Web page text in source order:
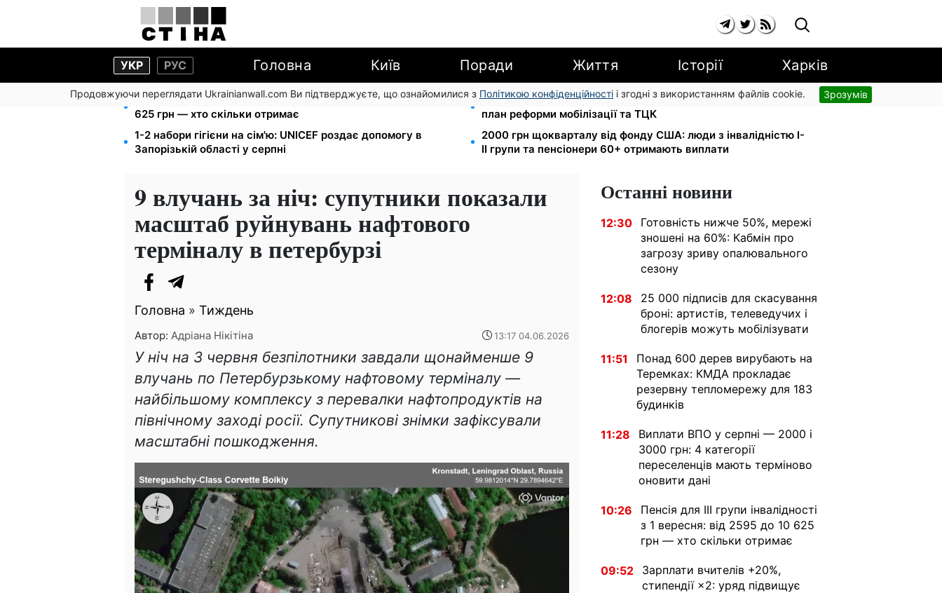
УКР РУС Головна Київ Поради Життя Історії Харків
Продовжуючи переглядати Ukrainianwall.com Ви підтверджуєте, що ознайомилися з Політикою конфіденційності і згодні з використанням файлів cookie. Зрозумів
Пенсія для III групи інвалідності з 1 вересня: від 2595 до 10
625 грн — хто скільки отримає
200+ тисяч у СЗЧ, мільйони в розшуку: Федоров розкрив
план реформи мобілізації та ТЦК
1-2 набори гігієни на сім'ю: UNICEF роздає допомогу в
Запорізькій області у серпні
2000 грн щокварталу від фонду США: люди з інвалідністю I-
II групи та пенсіонери 60+ отримають виплати
9 влучань за ніч: супутники показали
масштаб руйнувань нафтового
терміналу в петербурзі
Головна » Тиждень
Автор: Адріана Нікітіна 13:17 04.06.2026
У ніч на 3 червня безпілотники завдали щонайменше 9
влучань по Петербурзькому нафтовому терміналу —
найбільшому комплексу з перевалки нафтопродуктів на
північному заході росії. Супутникові знімки зафіксували
масштабні пошкодження.
Останні новини
12:30
Готовність нижче 50%, мережі
зношені на 60%: Кабмін про
загрозу зриву опалювального
сезону
12:08
25 000 підписів для скасування
броні: артистів, телеведучих і
блогерів можуть мобілізувати
11:51
Понад 600 дерев вирубають на
Теремках: КМДА прокладає
резервну тепломережу для 183
будинків
11:28
Виплати ВПО у серпні — 2000 і
3000 грн: 4 категорії
переселенців мають терміново
оновити дані
10:26
Пенсія для III групи інвалідності
з 1 вересня: від 2595 до 10 625
грн — хто скільки отримає
09:52
Зарплати вчителів +20%,
стипендії ×2: уряд підвищує